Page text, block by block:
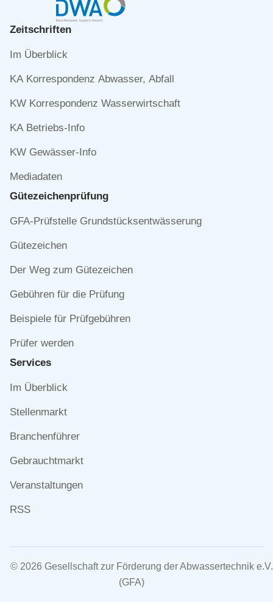
Zeitschriften
Navigation
Im Überblick
KA Korrespondenz Abwasser, Abfall
KW Korrespondenz Wasserwirtschaft
KA Betriebs-Info
KW Gewässer-Info
Mediadaten
Gütezeichen­prüfung
Navigation
GFA-Prüfstelle Grundstücksentwässerung
Gütezeichen
Der Weg zum Gütezeichen
Gebühren für die Prüfung
Beispiele für Prüfgebühren
Prüfer werden
Services
Navigation
Im Überblick
Stellenmarkt
Branchenführer
Gebrauchtmarkt
Veranstaltungen
RSS
© 2026 Gesellschaft zur Förderung der Abwassertechnik e.V.
(GFA)